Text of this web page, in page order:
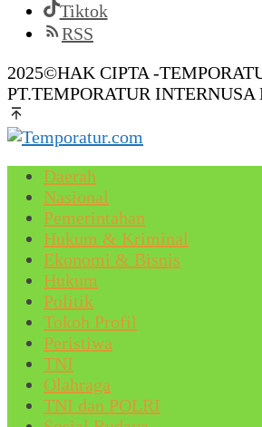
Tiktok
RSS
2025©HAK CIPTA -
PT.TEMPORATUR
Daerah
Nasional
Pemerintahan
Hukum & Kriminal
Ekonomi & Bisnis
Hukum
Politik
Tokoh Profil
Peristiwa
TNI
Olahraga
TNI dan POLRI